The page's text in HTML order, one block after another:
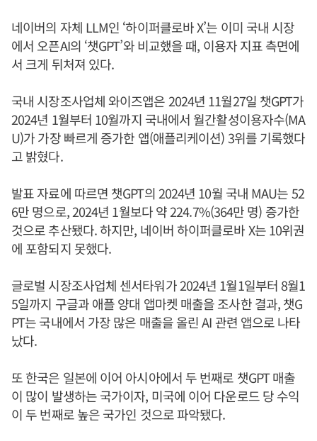
네이버의 자체 LLM인 ‘하이퍼클로바 X’는 이미 국내 시장
에서 오픈AI의 ‘챗GPT’와 비교했을 때, 이용자 지표 측면에
서 크게 뒤처져 있다.
국내 시장조사업체 와이즈앱은 2024년 11월27일 챗GPT가
2024년 1월부터 10월까지 국내에서 월간활성이용자수(MA
U)가 가장 빠르게 증가한 앱(애플리케이션) 3위를 기록했다
고 밝혔다.
발표 자료에 따르면 챗GPT의 2024년 10월 국내 MAU는 52
6만 명으로, 2024년 1월보다 약 224.7%(364만 명) 증가한
것으로 추산됐다. 하지만, 네이버 하이퍼클로바 X는 10위권
에 포함되지 못했다.
글로벌 시장조사업체 센서타워가 2024년 1월1일부터 8월1
5일까지 구글과 애플 양대 앱마켓 매출을 조사한 결과, 챗G
PT는 국내에서 가장 많은 매출을 올린 AI 관련 앱으로 나타
났다.
또 한국은 일본에 이어 아시아에서 두 번째로 챗GPT 매출
이 많이 발생하는 국가이자, 미국에 이어 다운로드 당 수익
이 두 번째로 높은 국가인 것으로 파악됐다.